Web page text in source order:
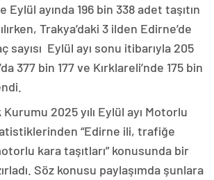
ayında 196 bin 338 adet taşıtın
Trakya’daki 3 ilden Edirne’de
sayısı Eylül ayı sonu itibarıyla 205
377 bin 177 ve Kırklareli’nde 175 bin
2025 yılı Eylül ayı Motorlu
“Edirne ili, trafiğe
kara taşıtları” konusunda bir
Söz konusu paylaşımda şunlara